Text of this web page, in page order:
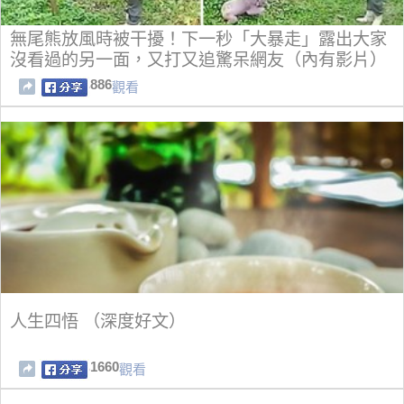
無尾熊放風時被干擾！下一秒「大暴走」露出大家
沒看過的另一面，又打又追驚呆網友（內有影片）
886觀看
人生四悟 （深度好文）
1660觀看